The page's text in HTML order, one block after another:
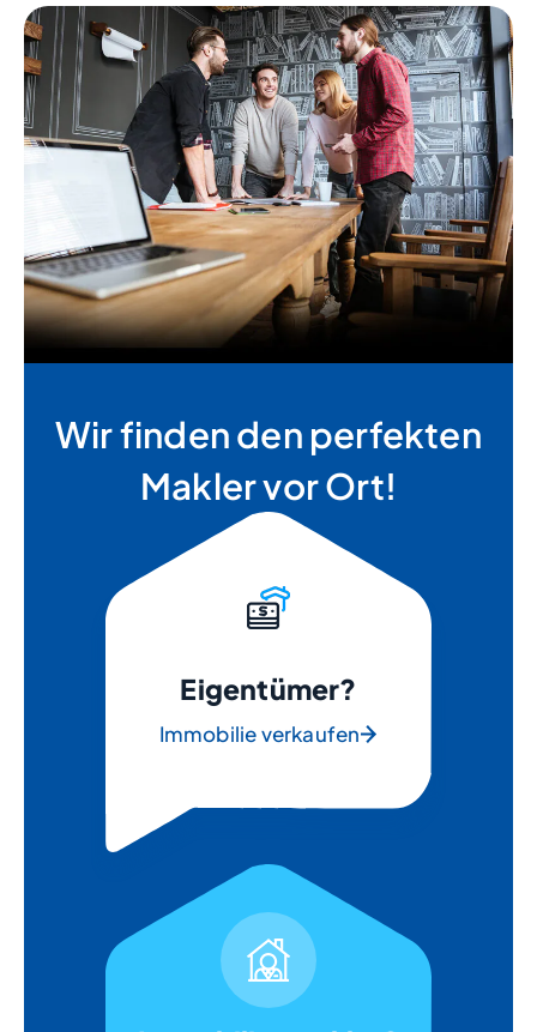
Wir finden den perfekten
Makler vor Ort!
Eigentümer?
Immobilie verkaufen